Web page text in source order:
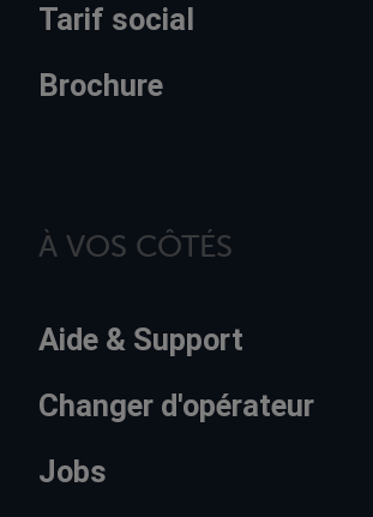
Tarif social
Brochure
À VOS CÔTÉS
Aide & Support
Changer d'opérateur
Jobs